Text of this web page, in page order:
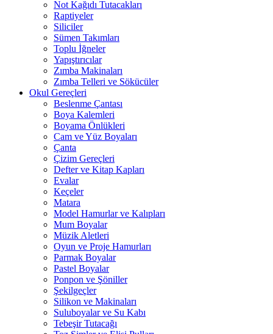
Not Kağıdı Tutacakları
Raptiyeler
Siliciler
Sümen Takımları
Toplu İğneler
Yapıştırıcılar
Zımba Makinaları
Zımba Telleri ve Sökücüler
Okul Gereçleri
Beslenme Çantası
Boya Kalemleri
Boyama Önlükleri
Cam ve Yüz Boyaları
Çanta
Çizim Gereçleri
Defter ve Kitap Kapları
Evalar
Keçeler
Matara
Model Hamurlar ve Kalıpları
Mum Boyalar
Müzik Aletleri
Oyun ve Proje Hamurları
Parmak Boyalar
Pastel Boyalar
Ponpon ve Şöniller
Şekilgeçler
Silikon ve Makinaları
Suluboyalar ve Su Kabı
Tebeşir Tutacağı